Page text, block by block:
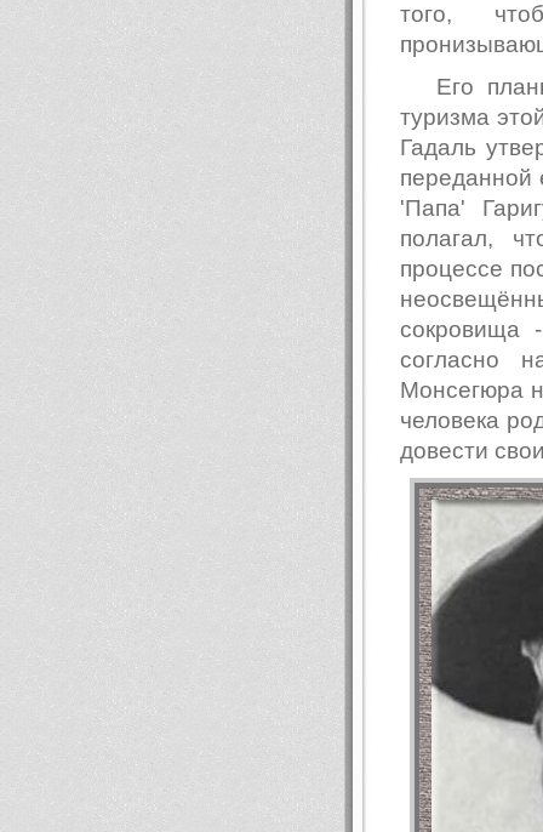
того,
Его
туризма
Гадаль
'Папа'
полагал,
процессе
сокровища
согласно
Монсегюра
человека
довести